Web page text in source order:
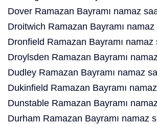
Dover Ramazan Bayramı namaz
Droitwich Ramazan Bayramı namaz
Dronfield Ramazan Bayramı namaz
Droylsden Ramazan Bayramı
Dudley Ramazan Bayramı namaz
Dukinfield Ramazan Bayramı
Dunstable Ramazan Bayramı
Durham Ramazan Bayramı namaz